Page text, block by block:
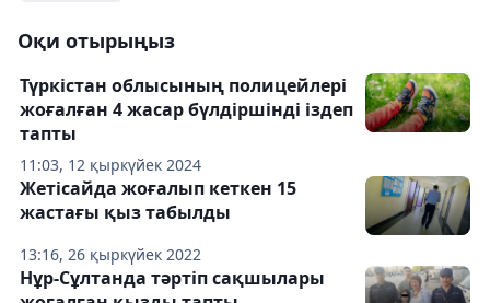
Оқи отырыңыз
11:03, 12 қыркүйек 2024
Түркістан облысының полицейлері
жоғалған 4 жасар бүлдіршінді іздеп
тапты
13:16, 26 қыркүйек 2022
Жетісайда жоғалып кеткен 15
жастағы қыз табылды
Нұр-Сұлтанда тәртіп сақшылары